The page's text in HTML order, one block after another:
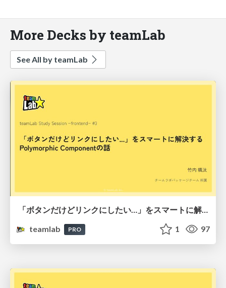
More Decks by teamLab
See All by teamLab
「ボタンだけどリンクにしたい…」をスマートに解決するPolymorphicコンポーネントの話
teamlab
PRO 1 97